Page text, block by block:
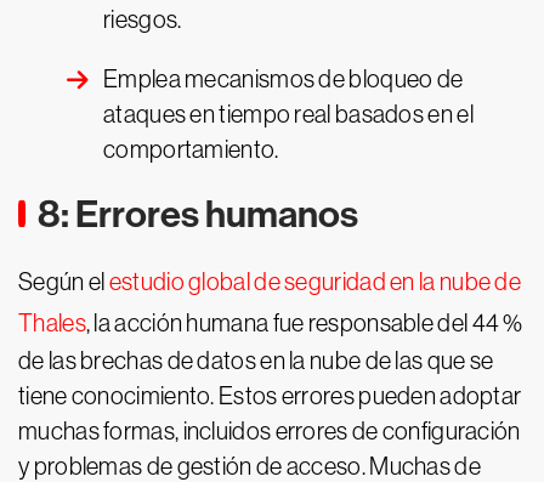
riesgos.
Emplea mecanismos de bloqueo de
ataques en tiempo real basados en el
comportamiento.
8: Errores humanos
Según el estudio global de seguridad en la nube de
Thales, la acción humana fue responsable del 44 %
de las brechas de datos en la nube de las que se
tiene conocimiento. Estos errores pueden adoptar
muchas formas, incluidos errores de configuración
y problemas de gestión de acceso. Muchas de